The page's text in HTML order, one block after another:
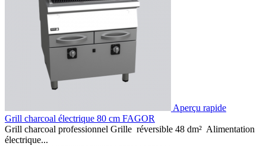
Aperçu rapide
Grill charcoal électrique 80 cm FAGOR
Grill charcoal professionnel Grille réversible 48 dm² Alimentation
électrique...